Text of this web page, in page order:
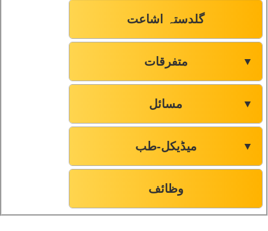
گلدستہ اشاعت
متفرقات ▼
مسائل ▼
میڈیکل-طب ▼
وظائف